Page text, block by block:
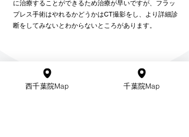
に治療することができるため治療が早いですが、フラッ
プレス手術はやれるかどうかはCT撮影をし、より詳細診
断をしてみないとわからないところがあります。
西千葉院Map 千葉院Map